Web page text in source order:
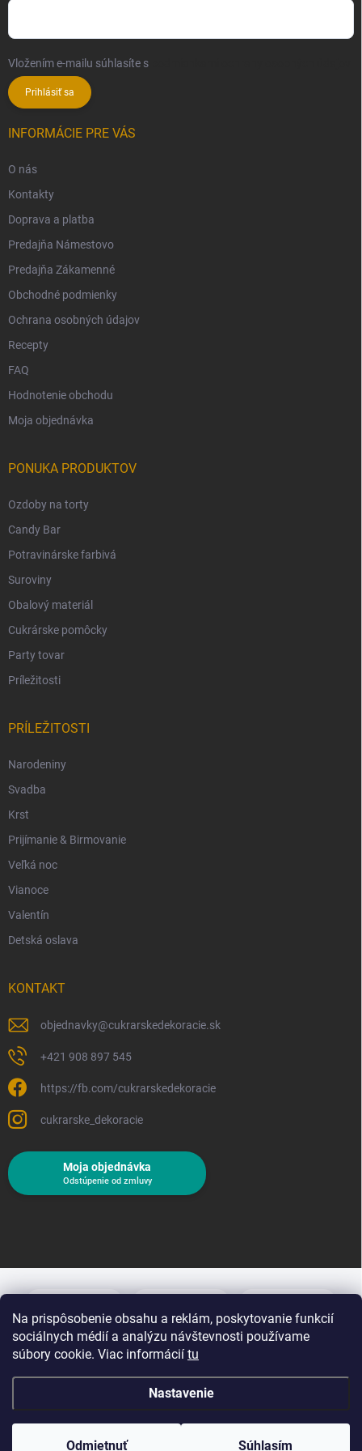
Na prispôsobenie obsahu a reklám, poskytovanie funkcií
sociálnych médií a analýzu návštevnosti používame
súbory cookie. Viac informácií tu
Nastavenie
Odmietnuť Súhlasím
Vložením e-mailu súhlasíte s
Prihlásiť sa
INFORMÁCIE PRE VÁS
O nás
Kontakty
Doprava a platba
Predajňa Námestovo
Predajňa Zákamenné
Obchodné podmienky
Ochrana osobných údajov
Recepty
FAQ
Hodnotenie obchodu
Moja objednávka
PONUKA PRODUKTOV
Ozdoby na torty
Candy Bar
Potravinárske farbivá
Suroviny
Obalový materiál
Cukrárske pomôcky
Party tovar
Príležitosti
PRÍLEŽITOSTI
Narodeniny
Svadba
Krst
Prijímanie & Birmovanie
Veľká noc
Vianoce
Valentín
Detská oslava
KONTAKT
objednavky@cukrarskedekoracie.sk
+421 908 897 545
https://fb.com/cukrarskedekoracie
cukrarske_dekoracie
Moja objednávka
Odstúpenie od zmluvy
Copyright 2026Cukrárske dekorácie. Všetky práva vyhradené.Upraviť